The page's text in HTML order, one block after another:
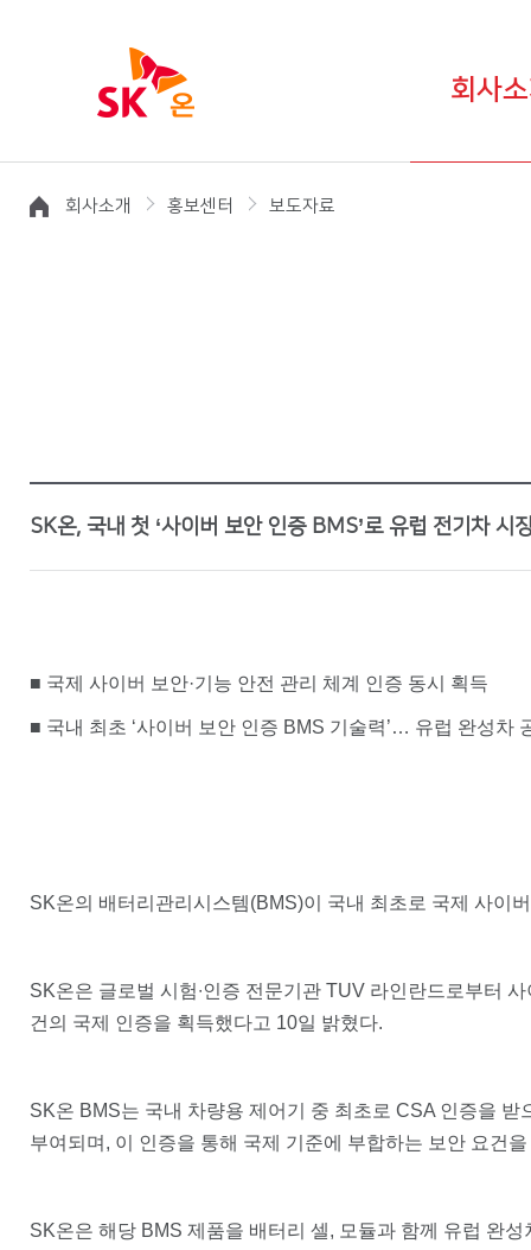
회사
회사소개 홍보센터 보도자료
SK온, 국내 첫 ‘사이버 보안 인증 BMS’로 유럽 전기차 시
■ 국제 사이버 보안·기능 안전 관리 체계 인증 동시 획득
■ 국내 최초 ‘사이버 보안 인증 BMS 기술력’… 유럽 완성차
SK온의 배터리관리시스템(BMS)이 국내 최초로 국제 사이
SK온은 글로벌 시험∙인증 전문기관 TUV 라인란드로부터
건의 국제 인증을 획득했다고 10일 밝혔다.
SK온 BMS는 국내 차량용 제어기 중 최초로 CSA 인증을
부여되며, 이 인증을 통해 국제 기준에 부합하는 보안 요건
SK온은 해당 BMS 제품을 배터리 셀, 모듈과 함께 유럽 완